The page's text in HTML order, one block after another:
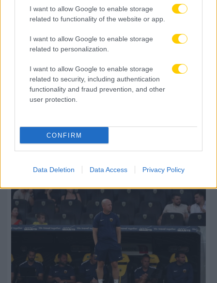
I want to allow Google to enable storage
related to functionality of the website or app.
I want to allow Google to enable storage
related to personalization.
I want to allow Google to enable storage
related to security, including authentication
functionality and fraud prevention, and other
user protection.
CONFIRM
Data Deletion Data Access Privacy Policy
Μόρας: «Εύχομαι τα καλύτερα στην ΑΕΚ, χτίζουμε
μια ολοκαίνουργια ομάδα από την αρχή»